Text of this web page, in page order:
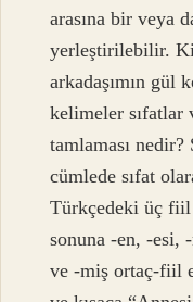
arasına bir veya
yerleştirilebilir.
arkadaşımın gül
kelimeler sıfatlar
tamlaması
cümlede sıfat
Türkçedeki üç
sonuna -en, -esi,
ve -miş ortaç-fiil